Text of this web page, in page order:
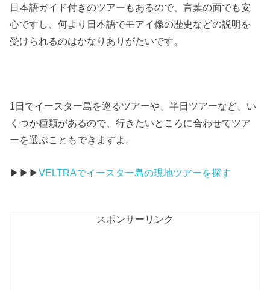
日本語ガイド付きのツアーもあるので、言葉の面でも安
心ですし、何より日本語でモアイ像の歴史などの説明を
受けられるのはかなりありがたいです。
1日でイースター島を巡るツアーや、半日ツアーなど、い
くつか種類があるので、行きたいところに合わせてツア
ーを選ぶこともできますよ。
▶︎▶︎▶︎VELTRAでイースター島の現地ツアーを探す
スポンサーリンク